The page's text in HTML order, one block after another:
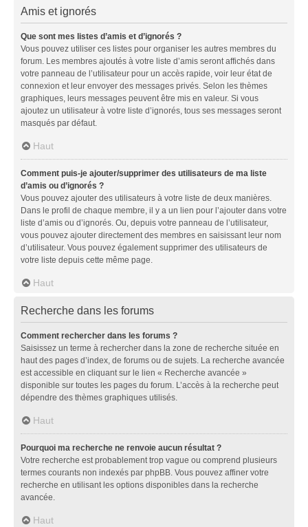
Amis et ignorés
Que sont mes listes d’amis et d’ignorés ?
Vous pouvez utiliser ces listes pour organiser les autres membres du
forum. Les membres ajoutés à votre liste d’amis seront affichés dans
votre panneau de l’utilisateur pour un accès rapide, voir leur état de
connexion et leur envoyer des messages privés. Selon les thèmes
graphiques, leurs messages peuvent être mis en valeur. Si vous
ajoutez un utilisateur à votre liste d’ignorés, tous ses messages seront
masqués par défaut.
Haut
Comment puis-je ajouter/supprimer des utilisateurs de ma liste
d’amis ou d’ignorés ?
Vous pouvez ajouter des utilisateurs à votre liste de deux manières.
Dans le profil de chaque membre, il y a un lien pour l’ajouter dans votre
liste d’amis ou d’ignorés. Ou, depuis votre panneau de l’utilisateur,
vous pouvez ajouter directement des membres en saisissant leur nom
d’utilisateur. Vous pouvez également supprimer des utilisateurs de
votre liste depuis cette même page.
Haut
Recherche dans les forums
Comment rechercher dans les forums ?
Saisissez un terme à rechercher dans la zone de recherche située en
haut des pages d’index, de forums ou de sujets. La recherche avancée
est accessible en cliquant sur le lien « Recherche avancée »
disponible sur toutes les pages du forum. L’accès à la recherche peut
dépendre des thèmes graphiques utilisés.
Haut
Pourquoi ma recherche ne renvoie aucun résultat ?
Votre recherche est probablement trop vague ou comprend plusieurs
termes courants non indexés par phpBB. Vous pouvez affiner votre
recherche en utilisant les options disponibles dans la recherche
avancée.
Haut